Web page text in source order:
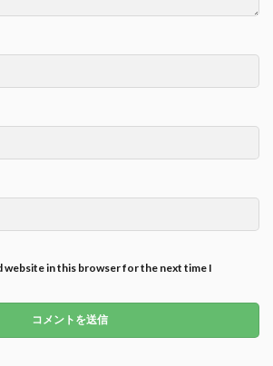
website in this browser for the next time I